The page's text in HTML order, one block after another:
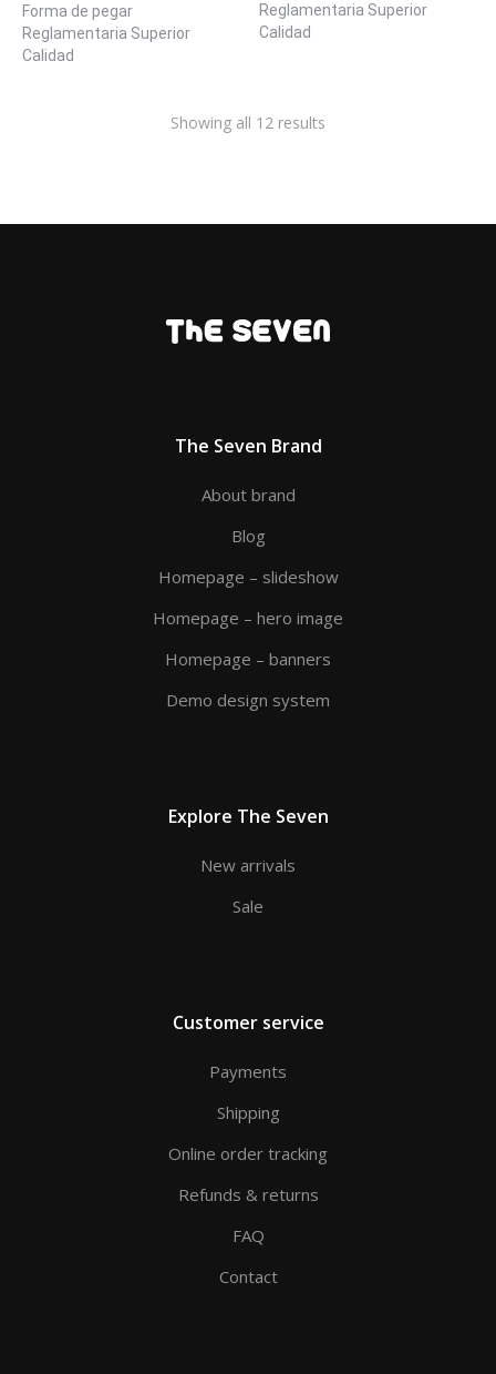
Forma de pegar
Reglamentaria Superior
Calidad
Reglamentaria Superior
Calidad
Showing all 12 results
The Seven Brand
About brand
Blog
Homepage – slideshow
Homepage – hero image
Homepage – banners
Demo design system
Explore The Seven
New arrivals
Sale
Customer service
Payments
Shipping
Online order tracking
Refunds & returns
FAQ
Contact